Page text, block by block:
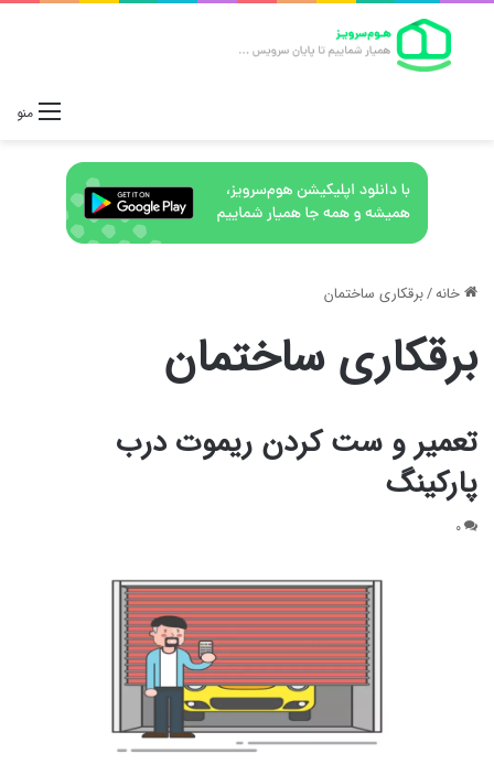
منو
خانه/برقکاری ساختمان
برقکاری ساختمان
تعمیر و ست کردن ریموت درب‌
پارکینگ
۰